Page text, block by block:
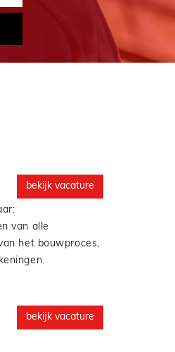
bekijk vacature
van alle
het bouwproces,
van een
bekijk vacature